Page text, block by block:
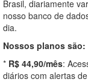
Brasil, diariamente
nosso banco de
dia.
Nossos planos são:
* R$ 44,90/mês:
diários com alertas